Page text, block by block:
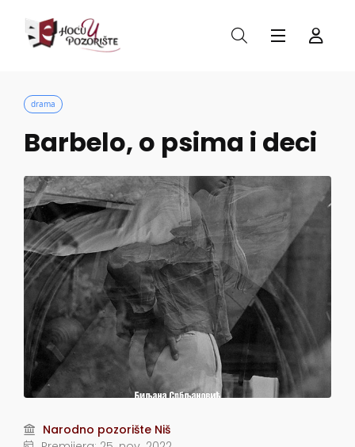
drama
Barbelo, o psima i deci
Narodno pozorište Niš